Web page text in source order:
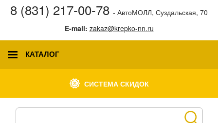
8 (831) 217-00-78 - АвтоМОЛЛ, Суздальская, 70
E-mail: zakaz@krepko-nn.ru
КАТАЛОГ
СИСТЕМА СКИДОК